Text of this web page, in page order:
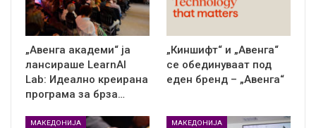
„Авенга академи“ ја
лансираше LearnAI
Lab: Идеално креирана
програма за брза…
„Киншифт“ и „Авенга“
се обединуваат под
еден бренд – „Авенга“
МАКЕДОНИЈА МАКЕДОНИЈА